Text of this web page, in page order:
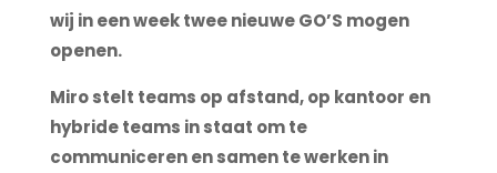
wij in een week twee nieuwe GO’S mogen
openen.
Miro stelt teams op afstand, op kantoor en
hybride teams in staat om te
communiceren en samen te werken in